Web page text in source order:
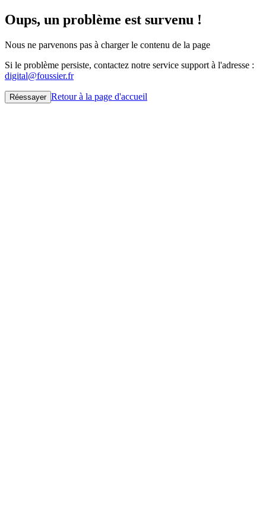
Oups, un problème est survenu !
Nous ne parvenons pas à charger le contenu de la page
Si le problème persiste, contactez notre service support à l'adresse :
digital@foussier.fr
Réessayer Retour à la page d'accueil